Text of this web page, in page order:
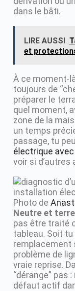
dans le bâti.
LIRE AUSSI
et
À ce moment-
toujours de
préparer le
quel moment,
zone de la
un temps
passage, tu
électrique
voir si
Photo de
Neutre et
pas être traité
tableau. Soit
remplacement
problème de
vraie reprise.
“dérange” pas
défaut actif